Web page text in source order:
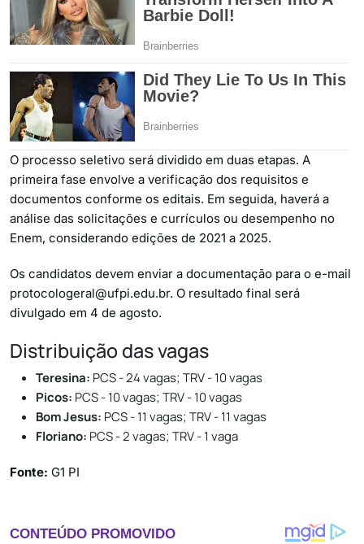
O processo seletivo será dividido em duas etapas. A
primeira fase envolve a verificação dos requisitos e
documentos conforme os editais. Em seguida, haverá a
análise das solicitações e currículos ou desempenho no
Enem, considerando edições de 2021 a 2025.
Os candidatos devem enviar a documentação para o e-mail
protocologeral@ufpi.edu.br. O resultado final será
divulgado em 4 de agosto.
Distribuição das vagas
Teresina: PCS - 24 vagas; TRV - 10 vagas
Picos: PCS - 10 vagas; TRV - 10 vagas
Bom Jesus: PCS - 11 vagas; TRV - 11 vagas
Floriano: PCS - 2 vagas; TRV - 1 vaga
Fonte: G1 PI